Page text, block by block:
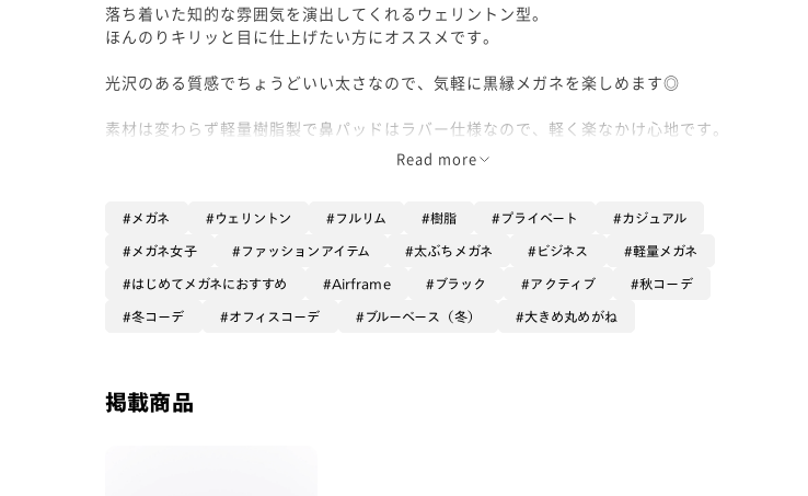
落ち着いた知的な雰囲気を演出してくれるウェリントン型。
ほんのりキリッと目に仕上げたい方にオススメです。
光沢のある質感でちょうどいい太さなので、気軽に黒縁メガネを楽しめます◎
素材は変わらず軽量樹脂製で鼻パッドはラバー仕様なので、軽く楽なかけ心地です。
耳元のカチカチする部分は耳の位置により上手くフィットする時とそう出ない時がありま
（私は鼻の付け根から耳の頂点までが約10cmなのですが、私の耳位置だとMAXまでカチカ
レンズは毎日のご使用でもレンズに拭き傷やホコリがつきにくい【無敵コーティングレン
#PD58 #丸顔 #PCウィンター
Read more
メガネ ウェリントン フルリム 樹脂 プライベート カジュアル
メガネ女子 ファッションアイテム 太ぶちメガネ ビジネス 軽量メガネ
はじめてメガネにおすすめ Airframe ブラック アクティブ 秋コーデ
冬コーデ オフィスコーデ ブルーベース（冬） 大きめ丸めがね
掲載商品